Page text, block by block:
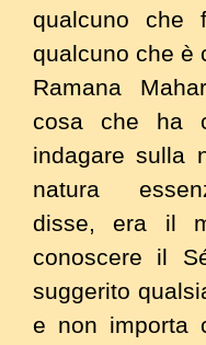
qualcuno che
qualcuno che è
Ramana
cosa che ha
indagare sulla
natura
disse, era il
conoscere il
suggerito
e non importa